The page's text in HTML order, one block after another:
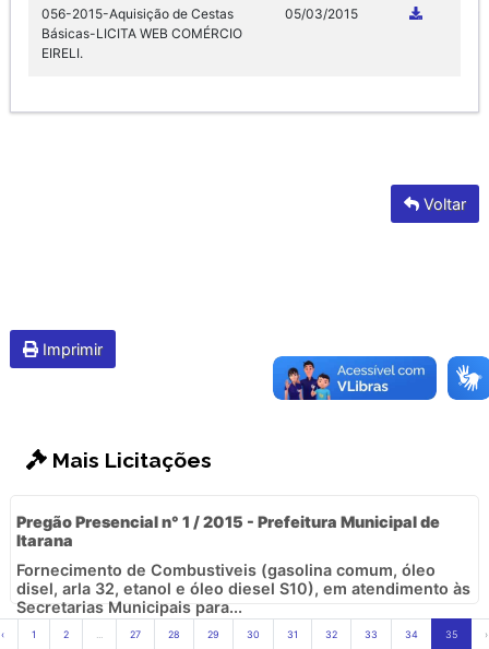
056-2015-Aquisição de Cestas
Básicas-LICITA WEB COMÉRCIO
EIRELI.
05/03/2015
Voltar
Imprimir
Mais Licitações
Pregão Presencial n° 1 / 2015 - Prefeitura Municipal de
Itarana
Fornecimento de Combustiveis (gasolina comum, óleo
disel, arla 32, etanol e óleo diesel S10), em atendimento às
Secretarias Municipais para...
‹ 1 2 27 28 29 30 31 32 33 34 35 ›